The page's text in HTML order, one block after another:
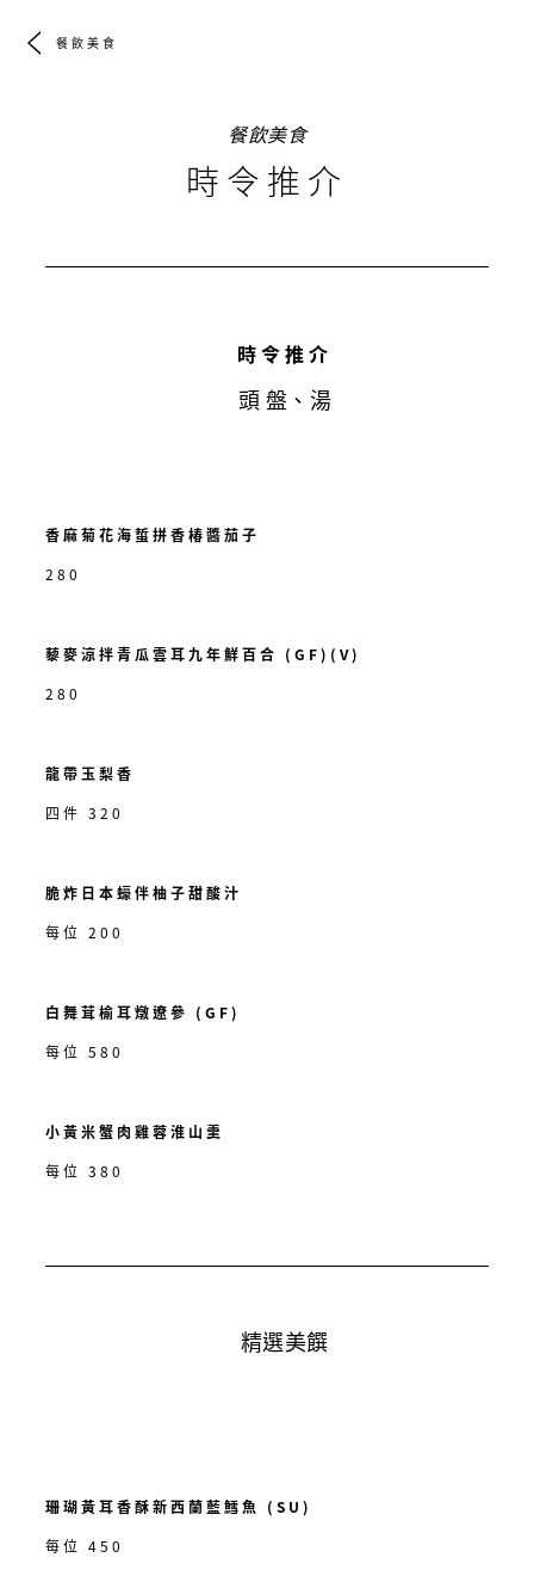
餐飲美食
餐飲美食
時令推介
時令推介
頭 盤、湯
香麻菊花海蜇拼香椿醬茄子
280
藜麥涼拌青瓜雲耳九年鮮百合 (GF)(V)
280
龍帶玉梨香
四件 320
脆炸日本蠔伴柚子甜酸汁
每位 200
白舞茸榆耳燉遼參 (GF)
每位 580
小黃米蟹肉雞蓉淮山羹
每位 380
精選美饌
珊瑚黃耳香酥新西蘭藍鱈魚 (SU)
每位 450